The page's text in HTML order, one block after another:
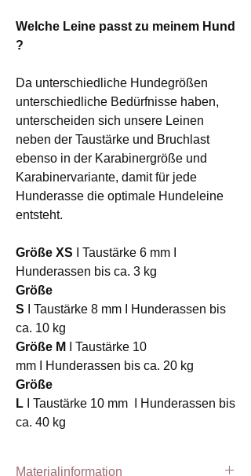
Welche Leine passt zu meinem Hund
?
Da unterschiedliche Hundegrößen
unterschiedliche Bedürfnisse haben,
unterscheiden sich unsere Leinen
neben der Taustärke und Bruchlast
ebenso in der Karabinergröße und
Karabinervariante, damit für jede
Hunderasse die optimale Hundeleine
entsteht.
Größe XS I Taustärke 6 mm I
Hunderassen bis ca. 3 kg
Größe
S I Taustärke 8 mm I Hunderassen bis
ca. 10 kg
Größe M
I Taustärke 10
mm I Hunderassen bis ca. 20 kg
Größe
L
I Taustärke 10 mm I Hunderassen bis
ca. 40 kg
Materialinformation